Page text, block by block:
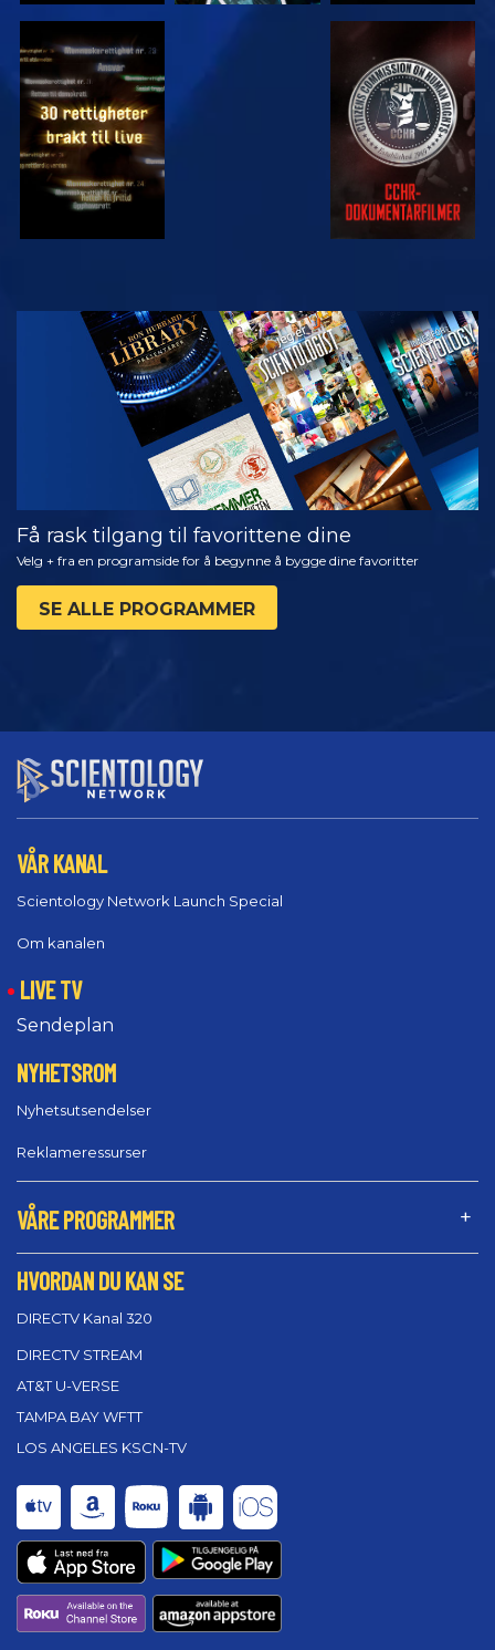
SE SE
SE
UTFORSK
SERIEN
Få rask tilgang til favorittene dine
Velg + fra en programside for å begynne å bygge dine favoritter
SE ALLE PROGRAMMER
VÅR KANAL
Scientology Network Launch Special
Om kanalen
LIVE TV
Sendeplan
NYHETSROM
Nyhetsutsendelser
Reklameressurser
VÅRE PROGRAMMER
HVORDAN DU KAN SE
DIRECTV Kanal 320
DIRECTV STREAM
AT&T U-VERSE
TAMPA BAY WFTT
LOS ANGELES KSCN-TV